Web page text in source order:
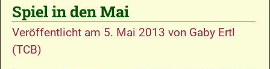
Spiel in den Mai
Veröffentlicht am 5. Mai 2013 von Gaby Ertl
(TCB)